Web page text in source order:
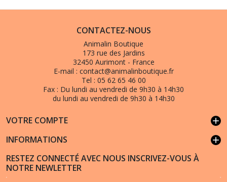
(6 avis)
CONTACTEZ-NOUS
Animalin Boutique
173 rue des Jardins
32450 Aurimont - France
E-mail : contact@animalinboutique.fr
Tel : 05 62 65 46 00
Fax : Du lundi au vendredi de 9h30 à 14h30
du lundi au vendredi de 9h30 à 14h30
VOTRE COMPTE add
INFORMATIONS add
RESTEZ CONNECTÉ AVEC NOUS INSCRIVEZ-VOUS À
NOTRE NEWLETTER